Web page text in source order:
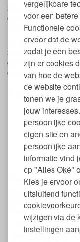
vergelijkbare
voor een
Functionele
ervoor dat de
zodat je een
zijn er cookies
van hoe de
de website
tonen we je
jouw
persoonlijke
eigen site en
persoonlijke
informatie vind
op "Alles Oké"
Kies je ervoor
uitsluitend
wijzigen via de
instellingen
zonder klam aan te
gebruik, maar ook
reizen.
De gebruikte
zonder te kriebelen.
gevoelige huid. Het
garens en werkt met
Dameshemd
Gemaakt van
GOTS-
Mulesingvrij
Wassen op
Niet
Maten hemd
Maat
Breedte
31
Lengte voorkant
47
Lengte achterkant
51